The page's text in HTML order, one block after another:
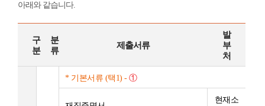
아래와 같습니다.
구
분
분
류
제출서류
발
부
처
* 기본서류 (택1) - ①
현재소